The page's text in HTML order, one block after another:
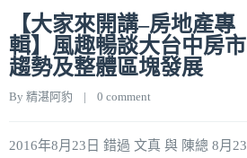
【大家來開講–房地產專
輯】風趣暢談大台中房市
趨勢及整體區塊發展
By 精湛阿豹
    |
0 comment
2016年8月23日 錯過 文真 與 陳總 8月23